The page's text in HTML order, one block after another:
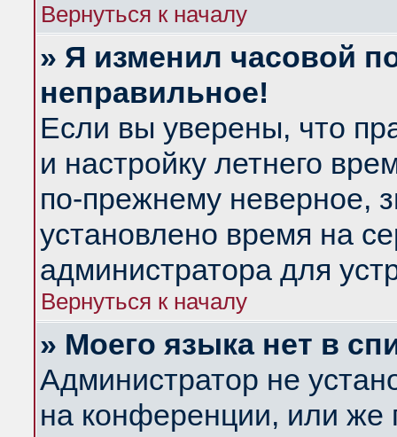
Вернуться к началу
» Я изменил часовой
неправильное!
Если вы уверены, что
и настройку летнего
по-прежнему неверное,
установлено время на
администратора для
Вернуться к началу
» Моего языка нет в
Администратор не
на конференции, или же